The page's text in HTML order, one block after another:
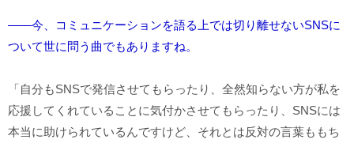
――今、コミュニケーションを語る上では切り離せないSNSに
ついて世に問う曲でもありますね。
「自分もSNSで発信させてもらったり、全然知らない方が私を
応援してくれていることに気付かさせてもらったり、SNSには
本当に助けられているんですけど、それとは反対の言葉ももち